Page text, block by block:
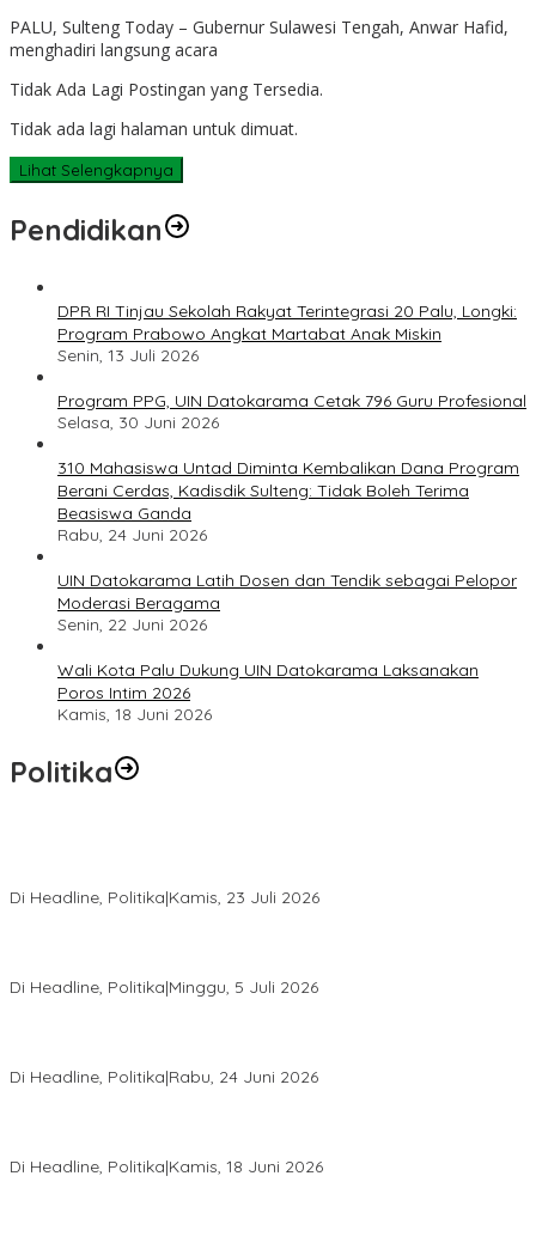
PALU, Sulteng Today – Gubernur Sulawesi Tengah, Anwar Hafid,
menghadiri langsung acara
Tidak Ada Lagi Postingan yang Tersedia.
Tidak ada lagi halaman untuk dimuat.
Lihat Selengkapnya
Pendidikan
DPR RI Tinjau Sekolah Rakyat Terintegrasi 20 Palu, Longki:
Program Prabowo Angkat Martabat Anak Miskin
Senin, 13 Juli 2026
Program PPG, UIN Datokarama Cetak 796 Guru Profesional
Selasa, 30 Juni 2026
310 Mahasiswa Untad Diminta Kembalikan Dana Program
Berani Cerdas, Kadisdik Sulteng: Tidak Boleh Terima
Beasiswa Ganda
Rabu, 24 Juni 2026
UIN Datokarama Latih Dosen dan Tendik sebagai Pelopor
Moderasi Beragama
Senin, 22 Juni 2026
Wali Kota Palu Dukung UIN Datokarama Laksanakan
Poros Intim 2026
Kamis, 18 Juni 2026
Politika
Di Headline, Politika|Kamis, 23 Juli 2026
Di Headline, Politika|Minggu, 5 Juli 2026
Di Headline, Politika|Rabu, 24 Juni 2026
Di Headline, Politika|Kamis, 18 Juni 2026